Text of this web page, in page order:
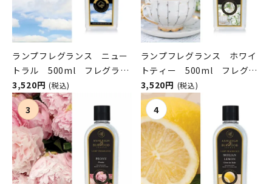
ランプフレグランス ニュー
トラル 500ml フレグラン
スランプ用オイル
ASHLEIGH&BURWOOD（ア
シュレイアンドバーウッド）
3,520円 (税込)
ランプフレグランス ホワイ
トティー 500ml フレグラ
ンスランプ用オイル
ASHLEIGH&BURWOOD（ア
シュレイアンドバーウッド）
3,520円 (税込)